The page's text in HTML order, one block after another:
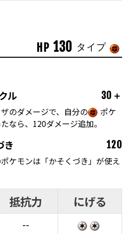
HP 130 タイプ
ル
30＋
のダメージで、自分の
ポケ
なら、120ダメージ追加。
き
120
ケモンは「かそくづき」が使え
抵抗力 にげる
--